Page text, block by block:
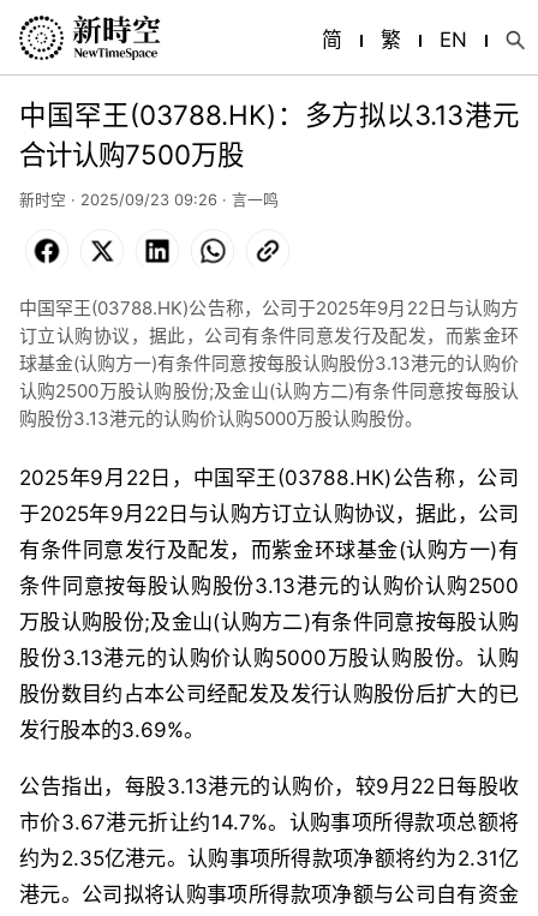
简 繁 EN
中国罕王(03788.HK)：多方拟以3.13港元
合计认购7500万股
新时空 · 2025/09/23 09:26 · 言一鸣
Facebook LinkedIn WhatsApp
中国罕王(03788.HK)公告称，公司于2025年9月22日与认购方
订立认购协议，据此，公司有条件同意发行及配发，而紫金环
球基金(认购方一)有条件同意按每股认购股份3.13港元的认购价
认购2500万股认购股份;及金山(认购方二)有条件同意按每股认
购股份3.13港元的认购价认购5000万股认购股份。
2025年9月 22日， 中国罕王(03788.HK)公告称，公司
于2025年9月 22日与认购方订立认购协议，据此，公司
有条件同意发行及配发，而紫金环球基金(认购方一)有
条件同意按每股认购股份3.13港元的认购价认购2500
万股认购股份;及金山(认购方二)有条件同意按每股认购
股份3.13港元的认购价认购5000万股认购股份。认购
股份数目约占本公司经配发及发行认购股份后扩大的已
发行股本的3.69%。
公告指出， 每股3.13港元的认购价，较9月 22日每股收
市价3.67港元折让约14.7%。认购事项所得款项总额将
约为2.35亿港元。认购事项所得款项净额将约为2.31亿
港元。公司拟将认购事项所得款项净额与公司自有资金